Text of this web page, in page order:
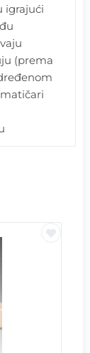
igrajući
(prema